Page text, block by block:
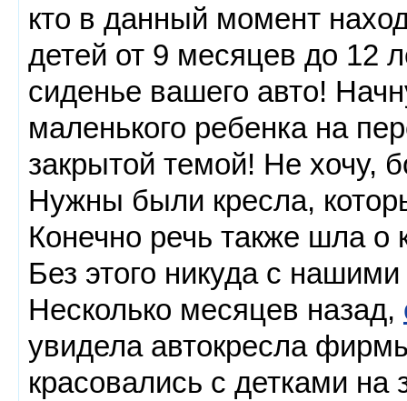
кто в данный момент
детей от 9 месяцев до 12
сиденье вашего авто!
маленького ребенка на
закрытой темой! Не хочу,
Нужны были кресла,
Конечно речь также шла о
Без этого никуда с
Несколько месяцев назад,
увидела автокресла
красовались с детками